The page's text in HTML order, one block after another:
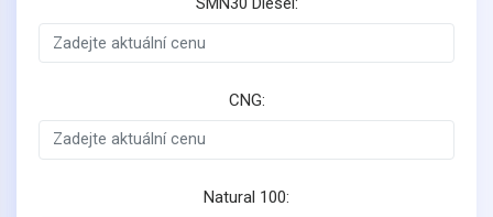
CNG:
Natural 100: